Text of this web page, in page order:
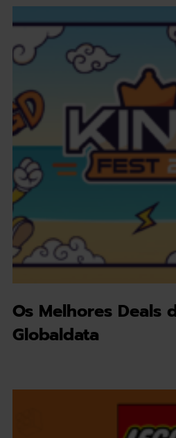
Os Melhores Deals
Globaldata